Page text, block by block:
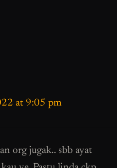
at 9:05 pm
org jugak.. sbb ayat